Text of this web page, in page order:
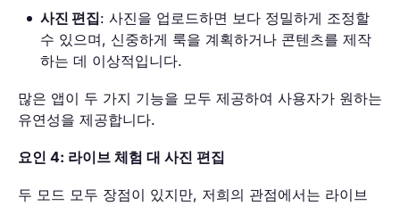
사진 편집: 사진을 업로드하면 보다 정밀하게 조정할
수 있으며, 신중하게 룩을 계획하거나 콘텐츠를 제작
하는 데 이상적입니다.
많은 앱이 두 가지 기능을 모두 제공하여 사용자가 원하는
유연성을 제공합니다.
요인 4: 라이브 체험 대 사진 편집
두 모드 모두 장점이 있지만, 저희의 관점에서는 라이브